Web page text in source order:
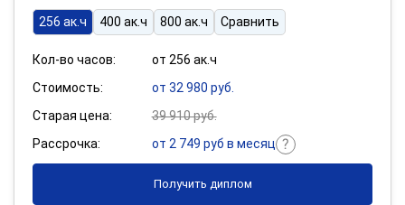
256 ак.ч 400 ак.ч 800 ак.ч Сравнить
Кол-во часов:
от 256 ак.ч
Стоимость:
от 32 980 руб.
Старая цена:
39 910 руб.
Рассрочка:
от 2 749 руб в месяц
Получить диплом